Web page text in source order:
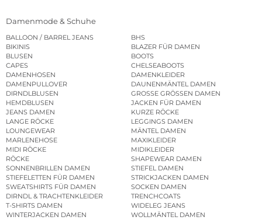
Damenmode & Schuhe
BALLOON / BARREL JEANS
BHS
BIKINIS
BLAZER FÜR DAMEN
BLUSEN
BOOTS
CAPES
CHELSEABOOTS
DAMENHOSEN
DAMENKLEIDER
DAMENPULLOVER
DAUNENMÄNTEL DAMEN
DIRNDLBLUSEN
GROSSE GRÖSSEN DAMEN
HEMDBLUSEN
JACKEN FÜR DAMEN
JEANS DAMEN
KURZE RÖCKE
LANGE RÖCKE
LEGGINGS DAMEN
LOUNGEWEAR
MÄNTEL DAMEN
MARLENEHOSE
MAXIKLEIDER
MIDI RÖCKE
MIDIKLEIDER
RÖCKE
SHAPEWEAR DAMEN
SONNENBRILLEN DAMEN
STIEFEL DAMEN
STIEFELETTEN FÜR DAMEN
STRICKJACKEN DAMEN
SWEATSHIRTS FÜR DAMEN
SOCKEN DAMEN
DIRNDL & TRACHTENKLEIDER
TRENCHCOATS
T-SHIRTS DAMEN
WIDELEG JEANS
WINTERJACKEN DAMEN
WOLLMÄNTEL DAMEN